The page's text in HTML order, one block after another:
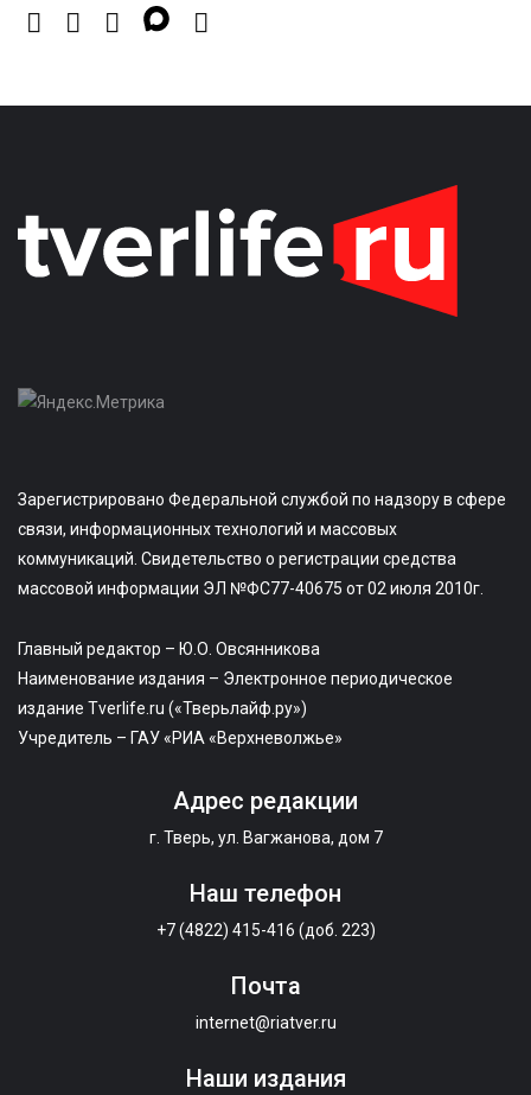
Зарегистрировано Федеральной службой по надзору в сфере
связи, информационных технологий и массовых
коммуникаций. Свидетельство о регистрации средства
массовой информации ЭЛ №ФС77-40675 от 02 июля 2010г.
Главный редактор – Ю.О. Овсянникова
Наименование издания – Электронное периодическое
издание Tverlife.ru («Тверьлайф.ру»)
Учредитель – ГАУ «РИА «Верхневолжье»
Адрес редакции
г. Тверь, ул. Вагжанова, дом 7
Наш телефон
+7 (4822) 415-416 (доб. 223)
Почта
internet@riatver.ru
Наши издания